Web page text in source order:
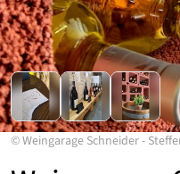
©Weingarage Schneider -